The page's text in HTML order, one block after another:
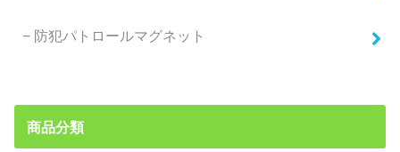
防犯パトロールマグネット
商品分類